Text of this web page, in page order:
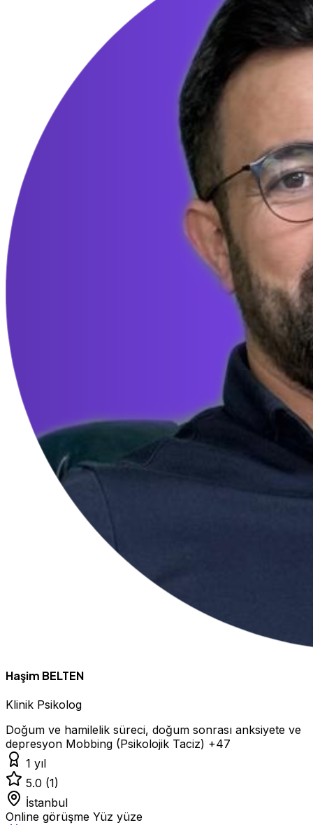
Haşim BELTEN
Klinik Psikolog
Doğum ve hamilelik süreci, doğum sonrası anksiyete ve
depresyon Mobbing (Psikolojik Taciz) +47
1 yıl
5.0 (1)
İstanbul
Online görüşme Yüz yüze